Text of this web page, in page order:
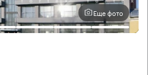
Еще фото